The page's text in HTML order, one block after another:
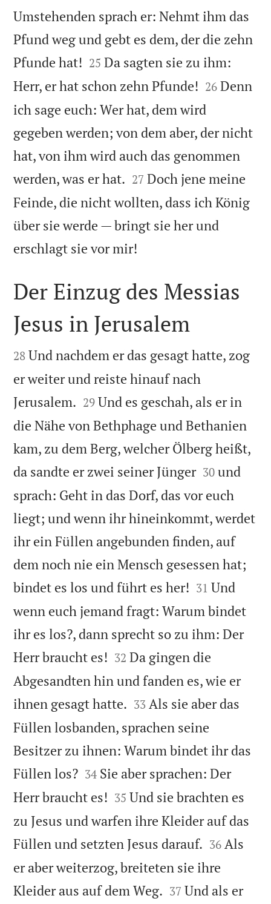
Umstehenden sprach er: Nehmt ihm das
Pfund weg und gebt es dem, der die zehn
Pfunde hat! 

25 Da sagten sie zu ihm:
Herr, er hat schon zehn Pfunde! 

26 Denn
ich sage euch: Wer hat, dem wird
gegeben werden; von dem aber, der nicht
hat, von ihm wird auch das genommen
werden, was er hat. 

27 Doch jene meine
Feinde, die nicht wollten, dass ich König
über sie werde — bringt sie her und
erschlagt sie vor mir!

Der Einzug des Messias
Jesus in Jerusalem

28 Und nachdem er das gesagt hatte, zog
er weiter und reiste hinauf nach
Jerusalem. 

29 Und es geschah, als er in
die Nähe von Bethphage und Bethanien
kam, zu dem Berg, welcher Ölberg heißt,
da sandte er zwei seiner Jünger
30 und
sprach: Geht in das Dorf, das vor euch
liegt; und wenn ihr hineinkommt, werdet
ihr ein Füllen angebunden finden, auf
dem noch nie ein Mensch gesessen hat;
bindet es los und führt es her! 

31 Und
wenn euch jemand fragt: Warum bindet
ihr es los?, dann sprecht so zu ihm: Der
Herr braucht es! 

32 Da gingen die
Abgesandten hin und fanden es, wie er
ihnen gesagt hatte. 

33 Als sie aber das
Füllen losbanden, sprachen seine
Besitzer zu ihnen: Warum bindet ihr das
Füllen los?
34 Sie aber sprachen: Der
Herr braucht es! 

35 Und sie brachten es
zu Jesus und warfen ihre Kleider auf das
Füllen und setzten Jesus darauf. 

36 Als
er aber weiterzog, breiteten sie ihre
Kleider aus auf dem Weg. 

37 Und als er